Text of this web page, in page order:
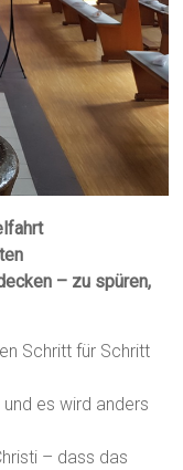
– zu spüren,
Schritt für Schritt
es wird anders
– dass das